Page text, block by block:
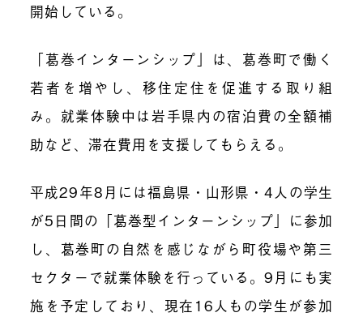
開始している。
「葛巻インターンシップ」は、葛巻町で働く
若者を増やし、移住定住を促進する取り組
み。就業体験中は岩手県内の宿泊費の全額補
助など、滞在費用を支援してもらえる。
平成29年8月には福島県・山形県・4人の学生
が5日間の「葛巻型インターンシップ」に参加
し、葛巻町の自然を感じながら町役場や第三
セクターで就業体験を行っている。9月にも実
施を予定しており、現在16人もの学生が参加